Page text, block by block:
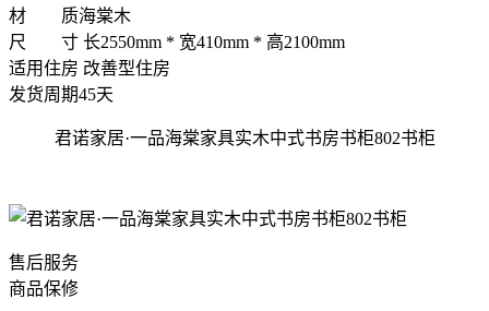
材 质海棠木
尺 寸 长2550mm * 宽410mm * 高2100mm
适用住房 改善型住房
发货周期45天
君诺家居·一品海棠家具实木中式书房书柜802书柜
售后服务
商品保修